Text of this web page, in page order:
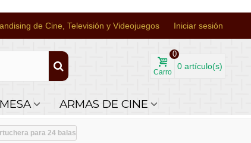
de Cine, Televisión y Videojuegos Iniciar sesión
Carro
0
0 artículo(s)
ARMAS DE CINE
para 24 balas